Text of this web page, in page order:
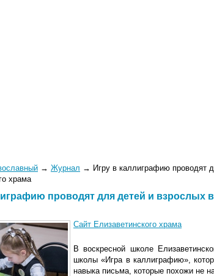
→ Журнал → Игру в каллиграфию проводят
храма
проводят для детей и взрослых
Сайт Елизаветинского храма
В воскресной школе
школы «Игра в каллиграфию»,
навыка письма, которые похожи не